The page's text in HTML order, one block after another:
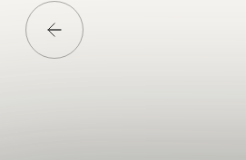
Media一覧に戻る